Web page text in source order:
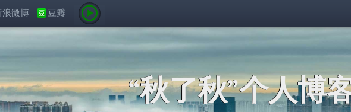
浪微博 豆瓣
“秋了秋”个人博